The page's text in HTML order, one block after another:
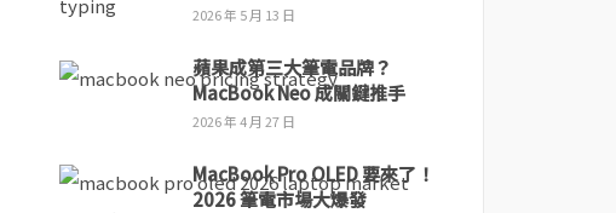
2026 年 5 月 13 日
蘋果成第三大筆電品牌？
MacBook Neo 成關鍵推手
2026 年 4 月 27 日
MacBook Pro OLED 要來了！
2026 筆電市場大爆發